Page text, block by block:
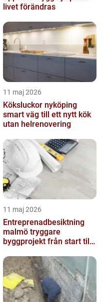
livet förändras
11 maj 2026
Köksluckor nyköping
smart väg till ett nytt kök
utan helrenovering
11 maj 2026
Entreprenadbesiktning
malmö tryggare
byggprojekt från start till